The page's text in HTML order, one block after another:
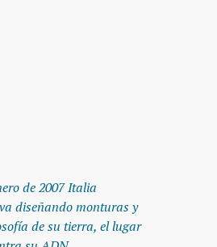
de 2007 Italia
diseñando monturas y
de su tierra, el lugar